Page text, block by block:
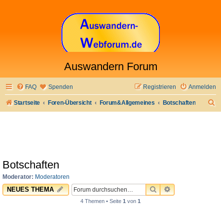
Auswandern Forum
FAQ Spenden Anmelden
Registrieren
Startseite Foren-Übersicht Forum&Allgemeines Botschaften
Botschaften
Moderator: Moderatoren
NEUES THEMA SUCHEERWEITERTE
4 Themen • Seite 1 von 1